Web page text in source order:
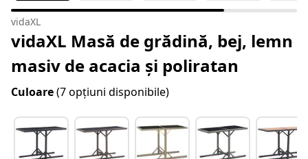
vidaXL
vidaXL Masă de grădină, bej, lemn
masiv de acacia și poliratan
Culoare(7 opțiuni disponibile)